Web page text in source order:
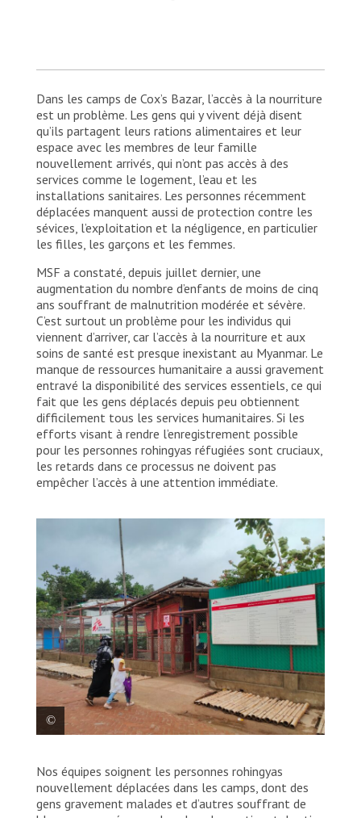
Dans les camps de Cox’s Bazar, l’accès à la nourriture
est un problème. Les gens qui y vivent déjà disent
qu’ils partagent leurs rations alimentaires et leur
espace avec les membres de leur famille
nouvellement arrivés, qui n’ont pas accès à des
services comme le logement, l’eau et les
installations sanitaires. Les personnes récemment
déplacées manquent aussi de protection contre les
sévices, l’exploitation et la négligence, en particulier
les filles, les garçons et les femmes.
MSF a constaté, depuis juillet dernier, une
augmentation du nombre d’enfants de moins de cinq
ans souffrant de malnutrition modérée et sévère.
C’est surtout un problème pour les individus qui
viennent d’arriver, car l’accès à la nourriture et aux
soins de santé est presque inexistant au Myanmar. Le
manque de ressources humanitaire a aussi gravement
entravé la disponibilité des services essentiels, ce qui
fait que les gens déplacés depuis peu obtiennent
difficilement tous les services humanitaires. Si les
efforts visant à rendre l’enregistrement possible
pour les personnes rohingyas réfugiées sont cruciaux,
les retards dans ce processus ne doivent pas
empêcher l’accès à une attention immédiate.
Jamtoli de MSF à Cox’s Bazar. Bangladesh, 2024. ©
Yunus Ali Shamrat/MSF
Nos équipes soignent les personnes rohingyas
nouvellement déplacées dans les camps, dont des
gens gravement malades et d’autres souffrant de